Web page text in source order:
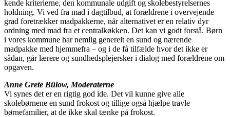
kende kriterierne, den kommunale udgift og skolebestyrelsernes
holdning. Vi ved fra mad i dagtilbud, at forældrene i overvejende
grad foretrækker madpakkerne, når alternativet er en relativ dyr
ordning med mad fra et centralkøkken. Det kan vi godt forstå. Børn
i vores kommune har nemlig generelt en sund og nærende
madpakke med hjemmefra – og i de få tilfælde hvor det ikke er
sådan, går lærere og sundhedsplejersker i dialog med forældrene om
opgaven.
Anne Grete Bülow, Moderaterne
Vi synes det er en rigtig god ide. Det vil kunne give alle
skolebørnene en sund frokost og tillige også hjælpe travle
børnefamilier, at de ikke skal tænke på frokost.